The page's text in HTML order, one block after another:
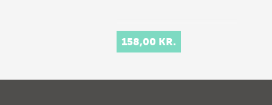
158,00 KR.